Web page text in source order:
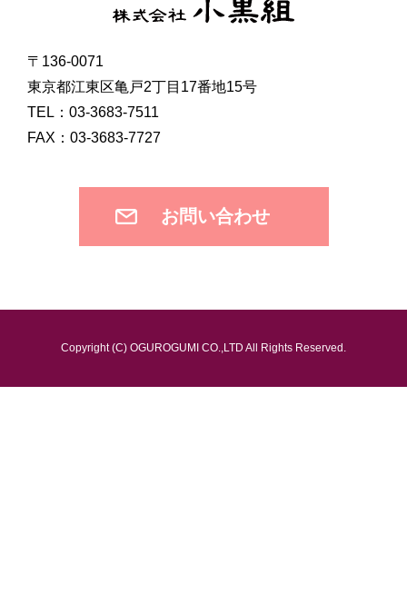
〒136-0071
東京都江東区亀戸2丁目17番地15号
TEL：03-3683-7511
FAX：03-3683-7727
お問い合わせ
Copyright (C) OGUROGUMI CO.,LTD All Rights Reserved.